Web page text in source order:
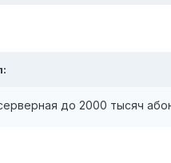
до 2000 тысяч